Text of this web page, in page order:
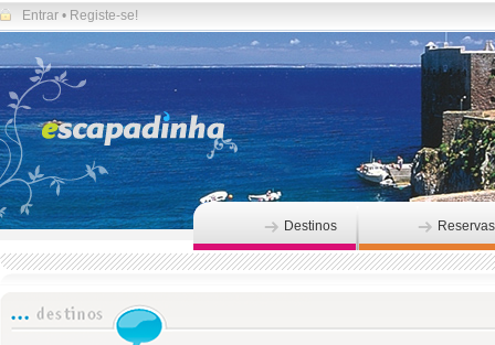
Entrar • Registe-se!
Destinos Reservas